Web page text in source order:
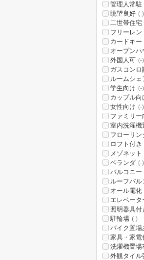
管理人常駐
眺望良好 (-)
二世帯住宅
フリーレン
カードキー
オープンハ
外国人可 (-)
ガスコンロ
ルームシェ
学生向け (-)
カップル向
女性向け (-)
ファミリー
室内洗濯機
フローリン
ロフト付き
メゾネット
ベランダ (-)
バルコニー
ルーフバル
オール電化
エレベータ
照明器具付
駐輪場 (-)
バイク置場
家具・家電
洗濯機置場
外観タイル